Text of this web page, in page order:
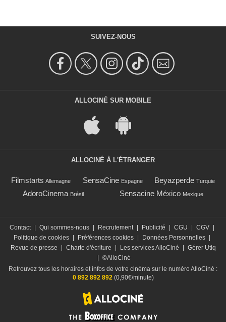
SUIVEZ-NOUS
ALLOCINÉ SUR MOBILE
ALLOCINÉ À L'ÉTRANGER
Filmstarts Allemagne SensaCine Espagne Beyazperde Turquie
AdoroCinema Brésil Sensacine México Mexique
Contact Qui sommes-nous Recrutement Publicité CGU CGV
Politique de cookies
Préférences cookies Données Personnelles
Revue de presse
Charte d'écriture Les services AlloCiné
Gérer Utiq
©AlloCiné
Retrouvez tous les horaires et infos de votre cinéma sur le numéro AlloCiné :
0 892 892 892(0,90€/minute)